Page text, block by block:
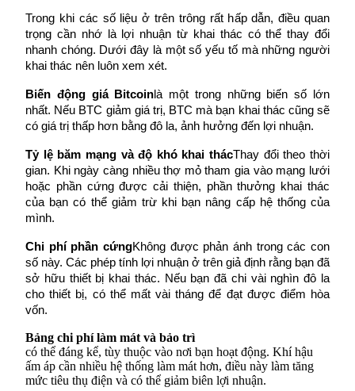
Đầu tư cố định và quản lý tài chính
Tận hưởng việc quản lý tài chính hiện tại và thu nhập lâu dài
Staking 101
Tìm hiểu về kiếm thu nhập thụ động
Trong khi các số liệu ở trên trông rất hấp dẫn, điều quan
trọng cần nhớ là lợi nhuận từ khai thác có thể thay đổi
nhanh chóng. Dưới đây là một số yếu tố mà những người
khai thác nên luôn xem xét.
Biến động giá Bitcoinlà một trong những biến số lớn
nhất. Nếu BTC giảm giá trị, BTC mà bạn khai thác cũng sẽ
có giá trị thấp hơn bằng đô la, ảnh hưởng đến lợi nhuận.
Tỷ lệ băm mạng và độ khó khai thácThay đổi theo thời
gian. Khi ngày càng nhiều thợ mỏ tham gia vào mạng lưới
hoặc phần cứng được cải thiện, phần thưởng khai thác
của bạn có thể giảm trừ khi bạn nâng cấp hệ thống của
mình.
Chi phí phần cứngKhông được phản ánh trong các con
số này. Các phép tính lợi nhuận ở trên giả định rằng bạn đã
sở hữu thiết bị khai thác. Nếu bạn đã chi vài nghìn đô la
cho thiết bị, có thể mất vài tháng để đạt được điểm hòa
vốn.
Bảng chi phí làm mát và bảo trì
có thể đáng kể, tùy thuộc vào nơi bạn hoạt động. Khí hậu
ấm áp cần nhiều hệ thống làm mát hơn, điều này làm tăng
mức tiêu thụ điện và có thể giảm biên lợi nhuận.